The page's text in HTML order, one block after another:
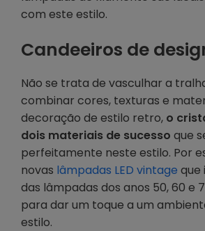
com este estilo.
Candeeiros de
Não se trata de vasculhar a
combinar cores, texturas e
decoração de estilo retro, o
dois materiais de sucesso que
perfeitamente neste estilo. Por
novas lâmpadas LED vintage que
das lâmpadas dos anos 50, 60 e
para dar um toque a um
estilo.